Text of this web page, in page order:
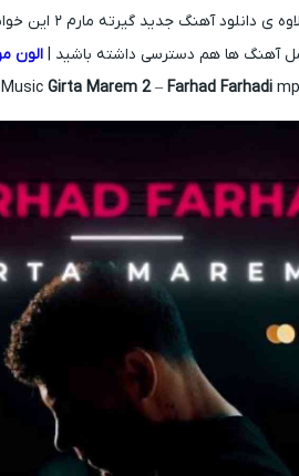
شما می‌توانید به
آهنگ ها هم دسترسی داشته باشید | الون
MusicGirta Marem 2–Farhad Farhadi